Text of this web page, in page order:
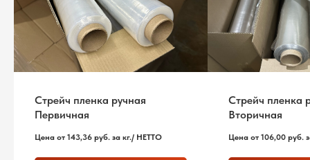
Стрейч пленка ручная
Первичная
Цена от 143,36 руб. за кг./ НЕТТО
Стрейч пленка
Вторичная
Цена от 106,00 руб.